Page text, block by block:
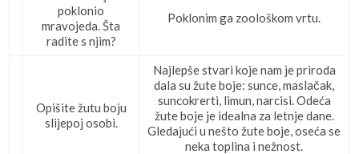
poklonio
mravojeda. Šta
radite s njim?
Poklonim ga zoološkom vrtu.
Opišite žutu boju
slijepoj osobi.
Najlepše stvari koje nam je priroda
dala su žute boje: sunce, maslačak,
suncokrerti, limun, narcisi. Odeća
žute boje je idealna za letnje dane.
Gledajući u nešto žute boje, oseća se
neka toplina i nežnost.